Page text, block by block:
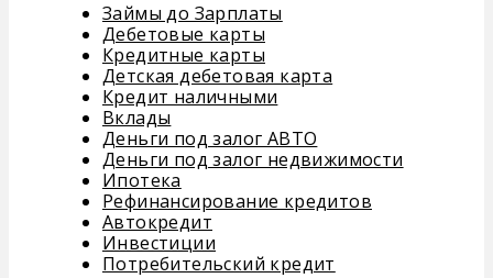
Займы до Зарплаты
Дебетовые карты
Кредитные карты
Детская дебетовая карта
Кредит наличными
Вклады
Деньги под залог АВТО
Деньги под залог недвижимости
Ипотека
Рефинансирование кредитов
Автокредит
Инвестиции
Потребительский кредит